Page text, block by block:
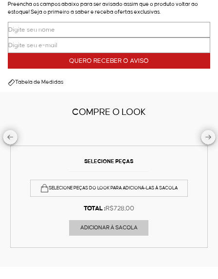
Preencha os campos abaixo para ser avisado assim que o produto voltar ao
estoque! Seja o primeiro a saber e receba ofertas exclusivas.
QUERO RECEBER O AVISO
Tabela de Medidas
COMPRE O LOOK
SELECIONE PEÇAS
SELECIONE PEÇAS DO LOOK PARA ADICIONÁ-LAS À SACOLA
TOTAL :R$728,00
ADICIONAR À SACOLA